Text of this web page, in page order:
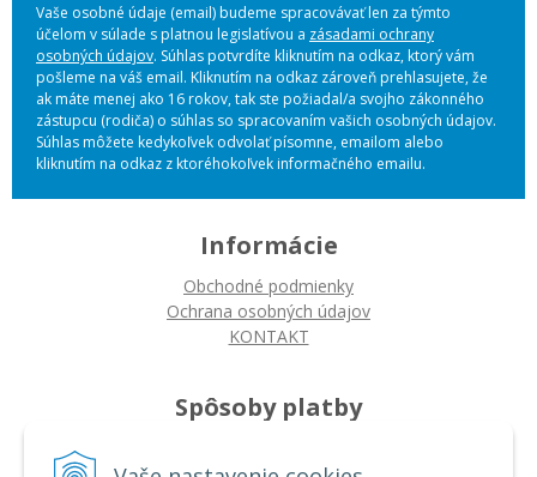
Vaše osobné údaje (email) budeme spracovávať len za týmto
účelom v súlade s platnou legislatívou a zásadami ochrany
osobných údajov. Súhlas potvrdíte kliknutím na odkaz, ktorý vám
pošleme na váš email. Kliknutím na odkaz zároveň prehlasujete, že
ak máte menej ako 16 rokov, tak ste požiadal/a svojho zákonného
zástupcu (rodiča) o súhlas so spracovaním vašich osobných údajov.
Súhlas môžete kedykoľvek odvolať písomne, emailom alebo
kliknutím na odkaz z ktoréhokoľvek informačného emailu.
Informácie
Obchodné podmienky
Ochrana osobných údajov
KONTAKT
Spôsoby platby
Platba bankovým prevodom